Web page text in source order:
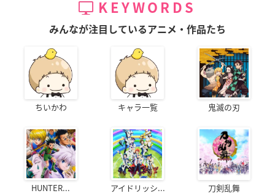
KEYWORDS
みんなが注目しているアニメ・作品たち
ちいかわ キャラ一覧 鬼滅の刃
HUNTER... アイドリッシ... 刀剣乱舞